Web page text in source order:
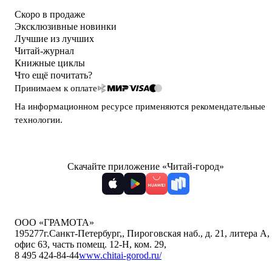
Скоро в продаже
Эксклюзивные новинки
Лучшие из лучших
Читай-журнал
Книжные циклы
Что ещё почитать?
Принимаем к оплате
На информационном ресурсе применяются рекомендательные
технологии.
Скачайте приложение «Читай-город»
ООО «ГРАМОТА»
195277г.Санкт-Петербург,, Пироговская наб., д. 21, литера А,
офис 63, часть помещ. 12-Н, ком. 29,
8 495 424-84-44www.chitai-gorod.ru/